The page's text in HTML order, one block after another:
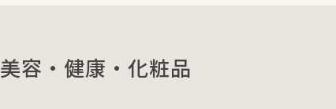
美容・健康・化粧品